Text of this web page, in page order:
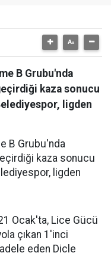
B Grubu'nda
kaza sonucu
ligden
B Grubu'nda
kaza sonucu
ligden
Ocak'ta, Lice Gücü
çıkan 1'inci
eden Dicle